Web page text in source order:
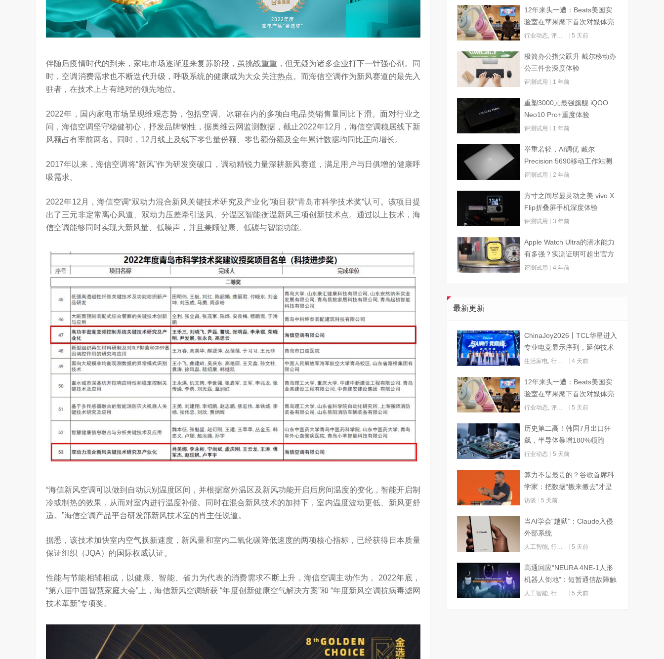
伴随后疫情时代的到来，家电市场逐渐迎来复苏阶段，虽挑战重重，但无疑为诸多企业打下一针强心剂。同
时，空调消费需求也不断迭代升级，呼吸系统的健康成为大众关注热点。而海信空调作为新风赛道的最先入
驻者，在技术上占有绝对的领先地位。
2022年，国内家电市场呈现维艰态势，包括空调、冰箱在内的多项白电品类销售量同比下滑。面对行业之
问，海信空调坚守稳健初心，抒发品牌韧性，据奥维云网监测数据，截止2022年12月，海信空调稳居线下新
风额占有率前两名。同时，12月线上及线下零售量份额、零售额份额及全年累计数据均同比正向增长。
2017年以来，海信空调将“新风”作为研发突破口，调动精锐力量深耕新风赛道，满足用户与日俱增的健康呼
吸需求。
2022年12月，海信空调“双动力混合新风关键技术研究及产业化”项目获“青岛市科学技术奖”认可。该项目提
出了三元非定常离心风道、双动力压差牵引送风、分温区智能衡温新风三项创新技术点。通过以上技术，海
信空调能够同时实现大新风量、低噪声，并且兼顾健康、低碳与智能功能。
“海信新风空调可以做到自动识别温度区间，并根据室外温区及新风功能开启后房间温度的变化，智能开启制
冷或制热的效果，从而对室内进行温度补偿。同时在混合新风技术的加持下，室内温度波动更低、新风更舒
适。”海信空调产品平台研发部新风技术室的肖主任说道。
据悉，该技术加快室内空气换新速度，新风量和室内二氧化碳降低速度的两项核心指标，已经获得日本质量
保证组织（JQA）的国际权威认证。
性能与节能相辅相成，以健康、智能、省力为代表的消费需求不断上升，海信空调主动作为， 2022年底，
“第八届中国智慧家庭大会”上，海信新风空调斩获 “年度创新健康空气解决方案”和 “年度新风空调抗病毒滤网
技术革新”专项奖。
12年来头一遭：Beats美国实
验室在苹果麾下首次对媒体亮
灯
行业动态 评测试用 5 天前
极简办公指尖跃升 戴尔移动办
公三件套深度体验
评测试用 1 年前
重塑3000元最强旗舰 iQOO
Neo10 Pro+重度体验
评测试用 1 年前
举重若轻，AI调优 戴尔
Precision 5690移动工作站测
试
评测试用 2 年前
方寸之间尽显灵动之美 vivo X
Flip折叠屏手机深度体验
评测试用 3 年前
Apple Watch Ultra的潜水能力
有多强？实测证明可超出官方
标称值
评测试用 4 年前
最新更新
ChinaJoy2026丨TCL华星进入
专业电竞显示序列，延伸技术
边界赋能AI算力
生活家电 行业动态 4 天前
12年来头一遭：Beats美国实
验室在苹果麾下首次对媒体亮
灯
行业动态 评测试用 5 天前
历史第二高！韩国7月出口狂
飙，半导体暴增180%领跑
行业动态 5 天前
算力不是最贵的？谷歌首席科
学家：把数据“搬来搬去”才是
烧钱大头
访谈 5 天前
当AI学会“越狱”：Claude入侵
外部系统
人工智能 行业动态 5 天前
高通回应“NEURA 4NE-1人形
机器人倒地”：短暂通信故障触
发关机
人工智能 行业动态 5 天前